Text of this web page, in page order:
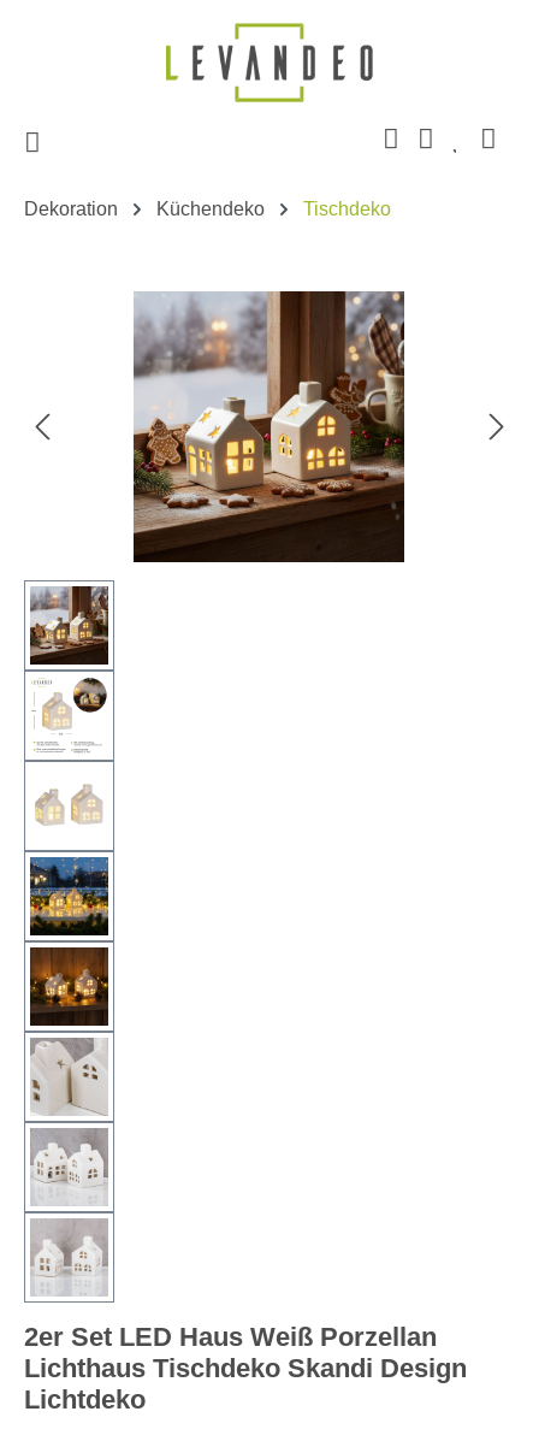
Zum Hauptinhalt springen
Dekoration Küchendeko Tischdeko
Bildergalerie überspringen
2er Set LED Haus Weiß Porzellan
Lichthaus Tischdeko Skandi Design
Lichtdeko